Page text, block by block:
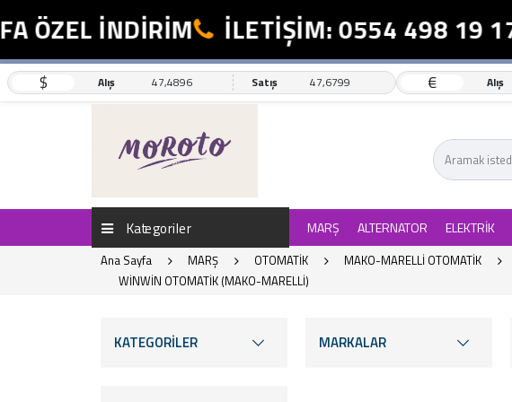
İNDİRİM İLETİŞİM: 0554 498 19 17
$ Alış 47,4896 Satış 47,6799 € Alış
Kategoriler MARŞ ALTERNATOR ELEKTRİK
Ana Sayfa MARŞ OTOMATİK
MAKO-MARELLİ OTOMATİK
WİNWİN OTOMATİK (MAKO-MARELLİ)
KATEGORİLER MARKALAR